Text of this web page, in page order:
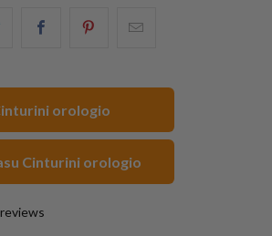
Condividi Share
Condividi
orologio
Cinturini orologio